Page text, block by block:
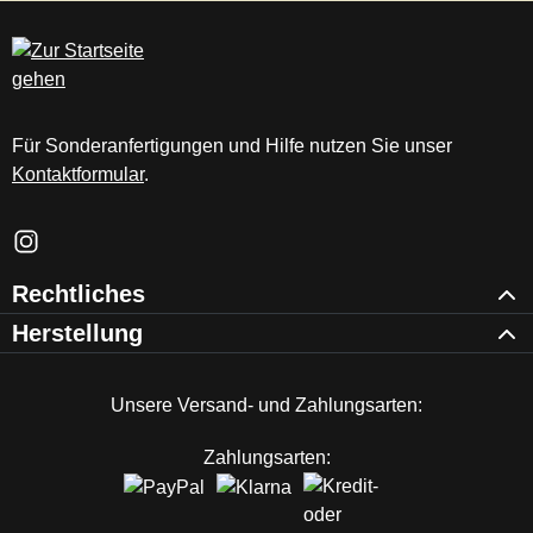
Für Sonderanfertigungen und Hilfe nutzen Sie unser
Kontaktformular.
Schau auf Instagram vorbei – öffnet in neuem Tab (externer
Rechtliches
Herstellung
Unsere Versand- und Zahlungsarten:
Zahlungsarten: